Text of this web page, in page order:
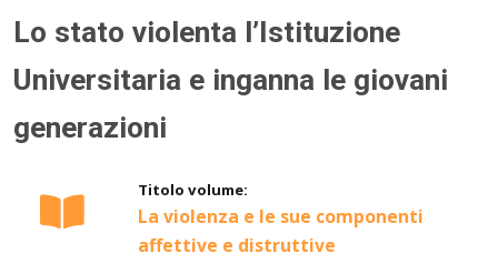
Lo stato violenta l’Istituzione
Universitaria e inganna le giovani
generazioni
Titolo volume:
La violenza e le sue componenti
affettive e distruttive